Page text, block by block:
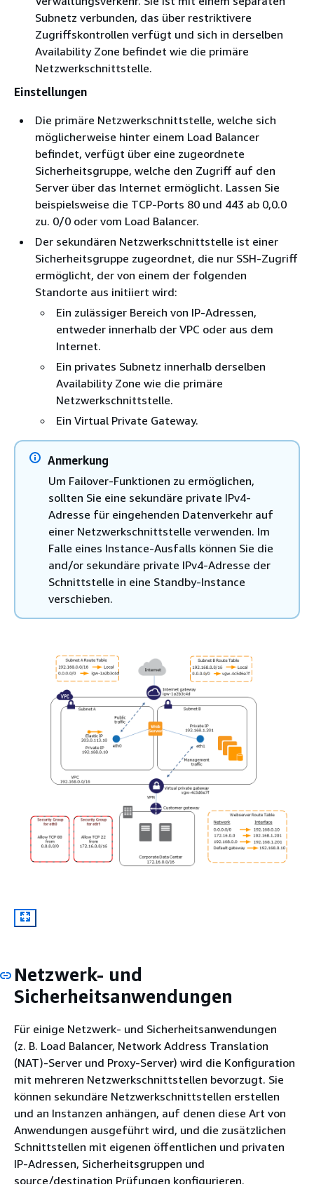
Subnetz verbunden, das über restriktivere
Zugriffskontrollen verfügt und sich in derselben
Availability Zone befindet wie die primäre
Netzwerkschnittstelle.
Einstellungen
Die primäre Netzwerkschnittstelle, welche sich
möglicherweise hinter einem Load Balancer
befindet, verfügt über eine zugeordnete
Sicherheitsgruppe, welche den Zugriff auf den
Server über das Internet ermöglicht. Lassen Sie
beispielsweise die TCP-Ports 80 und 443 ab 0,0.0
zu. 0/0 oder vom Load Balancer.
Der sekundären Netzwerkschnittstelle ist einer
Sicherheitsgruppe zugeordnet, die nur SSH-Zugriff
ermöglicht, der von einem der folgenden
Standorte aus initiiert wird:
Ein zulässiger Bereich von IP-Adressen,
entweder innerhalb der VPC oder aus dem
Internet.
Ein privates Subnetz innerhalb derselben
Availability Zone wie die primäre
Netzwerkschnittstelle.
Ein Virtual Private Gateway.
Anmerkung
Um Failover-Funktionen zu ermöglichen,
sollten Sie eine sekundäre private IPv4-
Adresse für eingehenden Datenverkehr auf
einer Netzwerkschnittstelle verwenden. Im
Falle eines Instance-Ausfalls können Sie die
and/or sekundäre private IPv4-Adresse der
Schnittstelle in eine Standby-Instance
verschieben.
Netzwerk- und
Sicherheitsanwendungen
Für einige Netzwerk- und Sicherheitsanwendungen
(z. B. Load Balancer, Network Address Translation
(NAT)-Server und Proxy-Server) wird die Konfiguration
mit mehreren Netzwerkschnittstellen bevorzugt. Sie
können sekundäre Netzwerkschnittstellen erstellen
und an Instanzen anhängen, auf denen diese Art von
Anwendungen ausgeführt wird, und die zusätzlichen
Schnittstellen mit eigenen öffentlichen und privaten
IP-Adressen, Sicherheitsgruppen und
source/destination Prüfungen konfigurieren.